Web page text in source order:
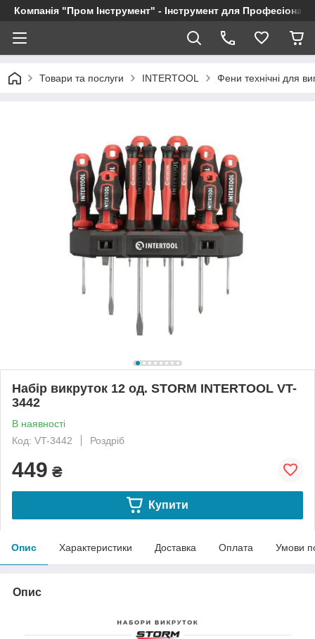
Компанія "Пром Інструмент" - Інструмент для
Товари та послуги INTERTOOL Фени технічні для
Набір викруток 12 од. STORM INTERTOOL VT-
3442
В наявності
Код: VT-3442
Роздріб
449 ₴
Купити
Опис Характеристики Доставка Оплата Умови
Опис